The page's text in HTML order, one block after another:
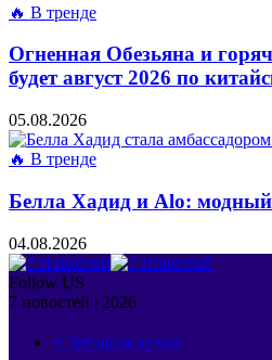
🔥 В тренде
Огненная Обезьяна и
будет август 2026 по
05.08.2026
🔥 В тренде
Белла Хадид и Alo: модный
04.08.2026
Follow US
7 новостей | 2026
⭐ Звёздная кухня